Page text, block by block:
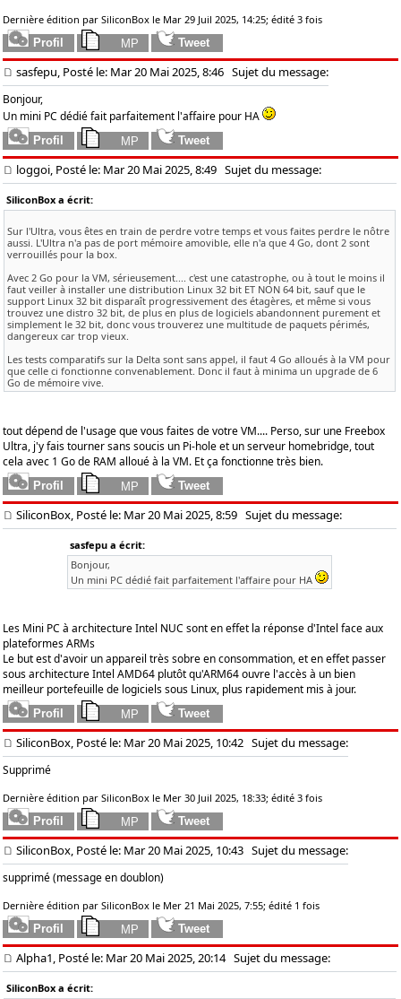
Dernière édition par SiliconBox le Mar 29 Juil 2025, 14:25; édité 3 fois
sasfepu, Posté le: Mar 20 Mai 2025, 8:46 Sujet du message:
Bonjour,
Un mini PC dédié fait parfaitement l'affaire pour HA
loggoi, Posté le: Mar 20 Mai 2025, 8:49 Sujet du message:
SiliconBox a écrit:
Sur l'Ultra, vous êtes en train de perdre votre temps et vous faites perdre le nôtre
aussi. L'Ultra n'a pas de port mémoire amovible, elle n'a que 4 Go, dont 2 sont
verrouillés pour la box.
Avec 2 Go pour la VM, sérieusement.... c'est une catastrophe, ou à tout le moins il
faut veiller à installer une distribution Linux 32 bit ET NON 64 bit, sauf que le
support Linux 32 bit disparaît progressivement des étagères, et même si vous
trouvez une distro 32 bit, de plus en plus de logiciels abandonnent purement et
simplement le 32 bit, donc vous trouverez une multitude de paquets périmés,
dangereux car trop vieux.
Les tests comparatifs sur la Delta sont sans appel, il faut 4 Go alloués à la VM pour
que celle ci fonctionne convenablement. Donc il faut à minima un upgrade de 6
Go de mémoire vive.
tout dépend de l'usage que vous faites de votre VM.... Perso, sur une Freebox
Ultra, j'y fais tourner sans soucis un Pi-hole et un serveur homebridge, tout
cela avec 1 Go de RAM alloué à la VM. Et ça fonctionne très bien.
SiliconBox, Posté le: Mar 20 Mai 2025, 8:59 Sujet du message:
sasfepu a écrit:
Bonjour,
Un mini PC dédié fait parfaitement l'affaire pour HA
Les Mini PC à architecture Intel NUC sont en effet la réponse d'Intel face aux
plateformes ARMs
Le but est d'avoir un appareil très sobre en consommation, et en effet passer
sous architecture Intel AMD64 plutôt qu'ARM64 ouvre l'accès à un bien
meilleur portefeuille de logiciels sous Linux, plus rapidement mis à jour.
SiliconBox, Posté le: Mar 20 Mai 2025, 10:42 Sujet du message:
Supprimé
Dernière édition par SiliconBox le Mer 30 Juil 2025, 18:33; édité 3 fois
SiliconBox, Posté le: Mar 20 Mai 2025, 10:43 Sujet du message:
supprimé (message en doublon)
Dernière édition par SiliconBox le Mer 21 Mai 2025, 7:55; édité 1 fois
Alpha1, Posté le: Mar 20 Mai 2025, 20:14Sujet du message:
SiliconBox a écrit: